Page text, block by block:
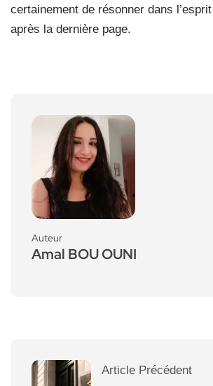
certainement de résonner dans
après la dernière page.
Auteur
Amal BOU OUNI
Article Précédent